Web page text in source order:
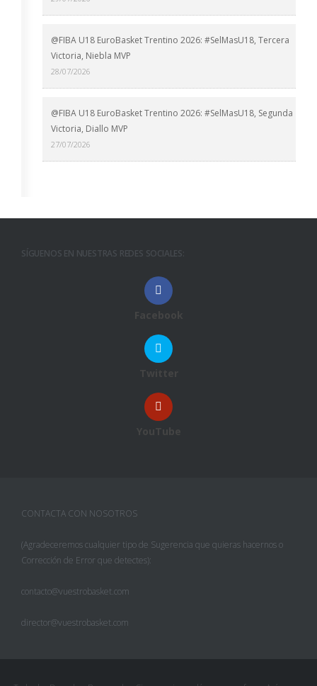
@FIBA U18 EuroBasket Trentino 2026: #SelMasU18, Tercera
Victoria, Niebla MVP
28/07/2026
@FIBA U18 EuroBasket Trentino 2026: #SelMasU18, Segunda
Victoria, Diallo MVP
27/07/2026
SÍGUENOS EN NUESTRAS REDES SOCIALES:
Facebook
Twitter
YouTube
CONTACTA CON NOSOTROS
(Agradeceremos cualquier tipo de Sugerencia que quieras hacernos o
Corrección de Error que detectes):
contacto@vuestrobasket.com
director@vuestrobasket.com